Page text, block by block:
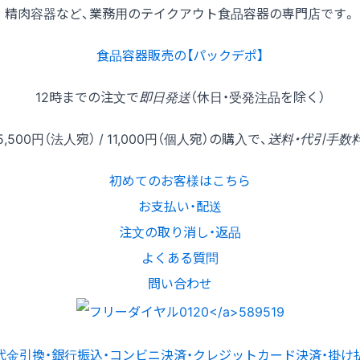
精肉容器など、業務用のテイクアウト食品容器の専門店です。
食品容器販売の【パックデポ】
12時までの注文で即日発送（休日・受発注品を除く）
円（法人宛） / 11,000円（個人宛）の購入で、 送料・代引手数
初めてのお客様はこちら
お支払い・配送
注文の取り消し・返品
よくある質問
問い合わせ